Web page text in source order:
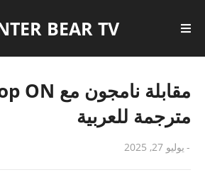
BEAR TV
مترجمة للعربية
- يوليو 27, 2025